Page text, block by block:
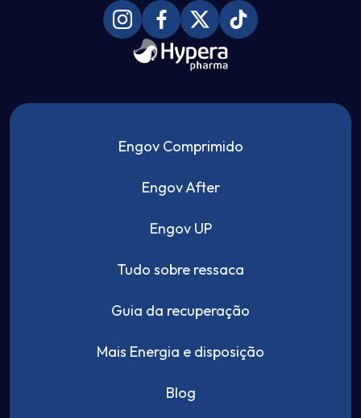
Engov Comprimido
Engov After
Engov UP
Tudo sobre ressaca
Guia da recuperação
Mais Energia e disposição
Blog